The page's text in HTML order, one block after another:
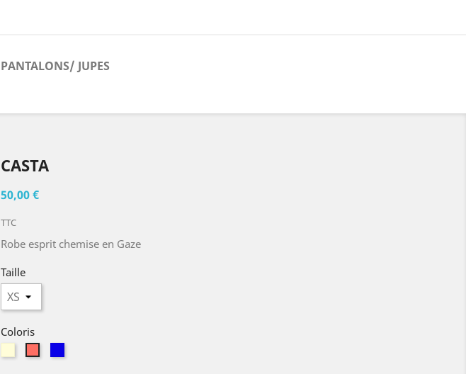
PANTALONS/ JUPES
CASTA
50,00 €
TTC
Robe esprit chemise en Gaze
Taille
Coloris